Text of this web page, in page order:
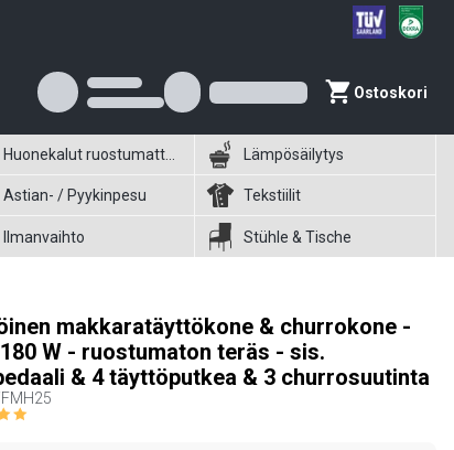
Ostoskori
Huonekalut ruostumattomasta teräksestä Lämpösäilytys
Astian- / Pyykinpesu Tekstiilit
Ilmanvaihto Stühle & Tische
makkaratäyttökone & churrokone -
W - ruostumaton teräs - sis.
& 4 täyttöputkea & 3 churrosuutinta